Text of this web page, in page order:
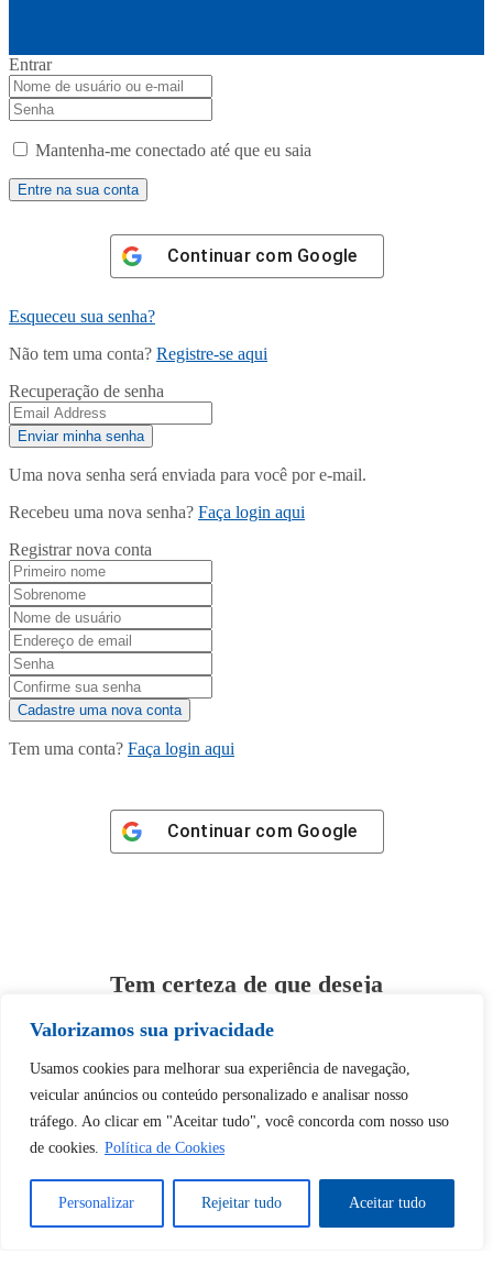
Valorizamos sua privacidade
Usamos cookies para melhorar sua experiência de navegação,
veicular anúncios ou conteúdo personalizado e analisar nosso
tráfego. Ao clicar em "Aceitar tudo", você concorda com nosso uso
de cookies. Política de Cookies
Personalizar Rejeitar tudo Aceitar tudo
Entrar
Mantenha-me conectado até que eu saia
Continuar com Google
Esqueceu sua senha?
Não tem uma conta? Registre-se aqui
Recuperação de senha
Uma nova senha será enviada para você por e-mail.
Recebeu uma nova senha? Faça login aqui
Registrar nova conta
Tem uma conta? Faça login aqui
Continuar com Google
Tem certeza de que deseja
Desbloquear esquerda : 0
Sim